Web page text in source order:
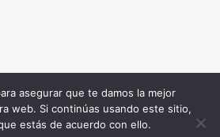
Somos Noticia COL
condiciones|Politica de
asegurar que te damos la mejor
web. Si continúas usando este sitio,
estás de acuerdo con ello.